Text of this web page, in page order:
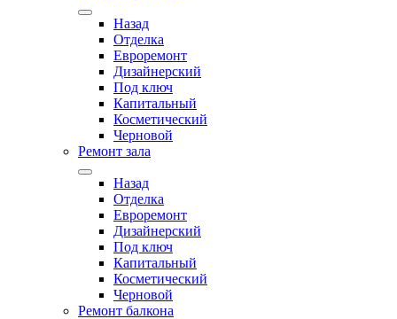
Назад
Отделка
Евроремонт
Дизайнерский
Под ключ
Капитальный
Косметический
Черновой
Ремонт зала
Назад
Отделка
Евроремонт
Дизайнерский
Под ключ
Капитальный
Косметический
Черновой
Ремонт балкона